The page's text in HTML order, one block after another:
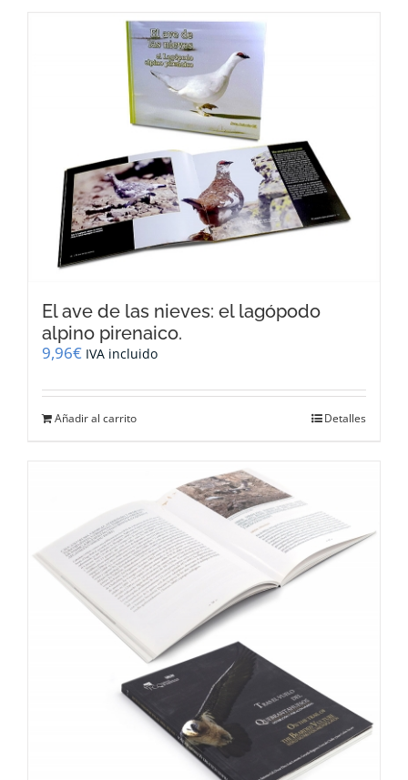
El ave de las nieves: el lagópodo
alpino pirenaico.
9,96€ IVA incluido
Añadir al carrito Detalles